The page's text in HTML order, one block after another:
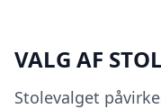
VALG AF
Stolevalget